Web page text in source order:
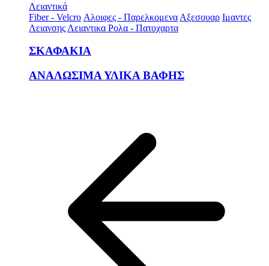
Λειαντικά
Fiber - Velcro Αλοιφες - Παρελκομενα Αξεσουαρ Ιμαντες
Λειανσης Λειαντικα Ρολα - Πατοχαρτα
ΣΚΑΦΑΚΙΑ
ΑΝΑΛΩΣΙΜΑ ΥΛΙΚΑ ΒΑΦΗΣ